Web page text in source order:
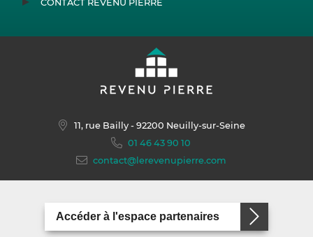
CONTACT REVENU PIERRE
11, rue Bailly- 92200 Neuilly-sur-Seine
01 46 43 90 10
contact@lerevenupierre.com
Accéder à l'espace partenaires